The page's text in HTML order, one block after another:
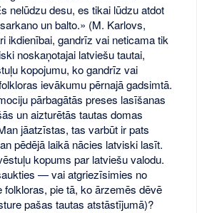
nelūdzu desu, es tikai lūdzu atdot
un balto.» (M. Karlovs,
ikdienībai, gandrīz vai neticama tik
noskaņotajai latviešu tautai,
kopojumu, ko gandrīz vai
ievākumu pērnajā gadsimtā.
pārbagātās preses lasīšanas
un aizturētās tautas domas
jāatzīstas, tas varbūt ir pats
pēdējā laikā nācies latviski lasīt.
kopums par latviešu valodu.
— vai atgriezīsimies no
folkloras, pie tā, ko ārzemēs dēvē
pašas tautas atstāstījumā)?